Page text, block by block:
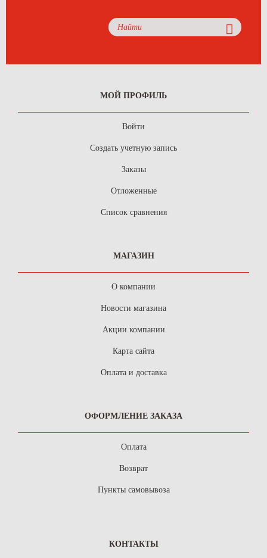
МОЙ ПРОФИЛЬ
Войти
Создать учетную запись
Заказы
Отложенные
Список сравнения
МАГАЗИН
О компании
Новости магазина
Акции компании
Карта сайта
Оплата и доставка
ОФОРМЛЕНИЕ ЗАКАЗА
Оплата
Возврат
Пункты самовывоза
КОНТАКТЫ